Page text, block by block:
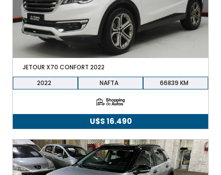
JETOUR X70 CONFORT 2022
2022
NAFTA 66839
U$S16.490